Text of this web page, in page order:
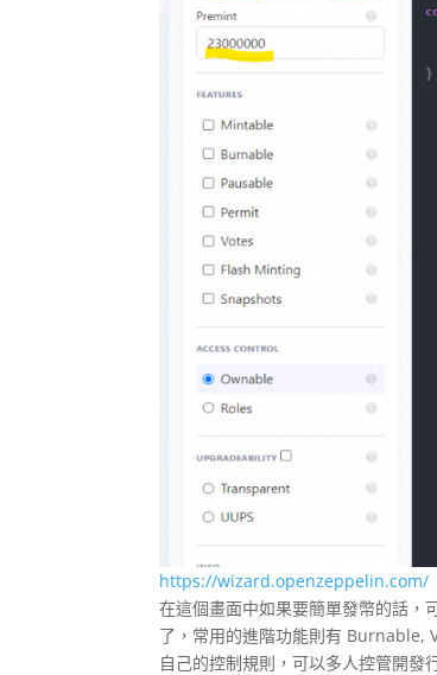
https://wizard.openzeppelin.com/
在這個畫面中如果要簡單發幣的話
了，常用的進階功能則有 Burnable,
自己的控制規則，可以多人控管開發